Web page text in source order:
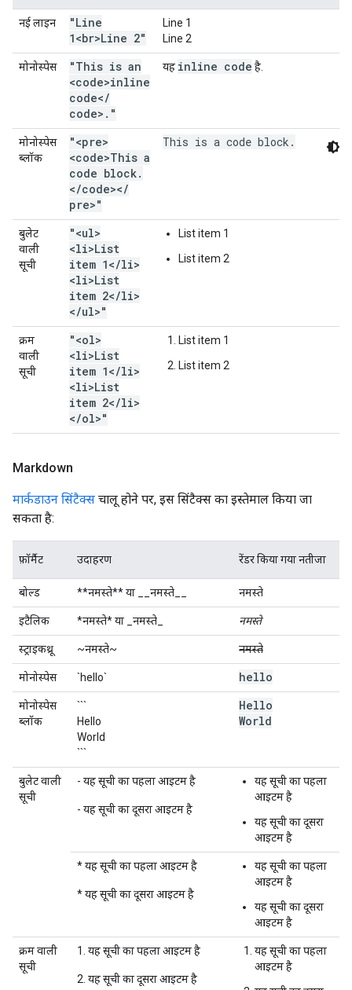
नई लाइन
"Line
1<br>Line 2"
Line 1
Line 2
मोनोस्पेस
"This is an
<code>inline
code</
code> . "
यह inline code है.
मोनोस्पेस
ब्लॉक
"<pre>
<code>This a
code block.
</code></
pre>"
This is a code block.
बुलेट
वाली
सूची
"<ul>
<li>List
item 1</li>
<li>List
item 2</li>
</ul>"
List item 1
List item 2
क्रम
वाली
सूची
"<ol>
<li>List
item 1</li>
<li>List
item 2</li>
</ol>"
List item 1
List item 2
Markdown
मार्कडाउन सिंटैक्स चालू होने पर, इस सिंटैक्स का इस्तेमाल किया जा
सकता है:
फ़ॉर्मैट उदाहरण रेंडर किया गया नतीजा
बोल्ड **नमस्ते** या __नमस्ते__ नमस्ते
इटैलिक *नमस्ते* या _नमस्ते_ नमस्ते
स्ट्राइकथ्रू ~नमस्ते~ नमस्ते
मोनोस्पेस `hello` hello
मोनोस्पेस
ब्लॉक
```
Hello
World
```
Hello
World
बुलेट वाली
सूची
- यह सूची का पहला आइटम है
- यह सूची का दूसरा आइटम है
यह सूची का पहला
आइटम है
यह सूची का दूसरा
आइटम है
* यह सूची का पहला आइटम है
* यह सूची का दूसरा आइटम है
यह सूची का पहला
आइटम है
यह सूची का दूसरा
आइटम है
क्रम वाली
सूची
1. यह सूची का पहला आइटम है
2. यह सूची का दूसरा आइटम है
यह सूची का पहला
आइटम है